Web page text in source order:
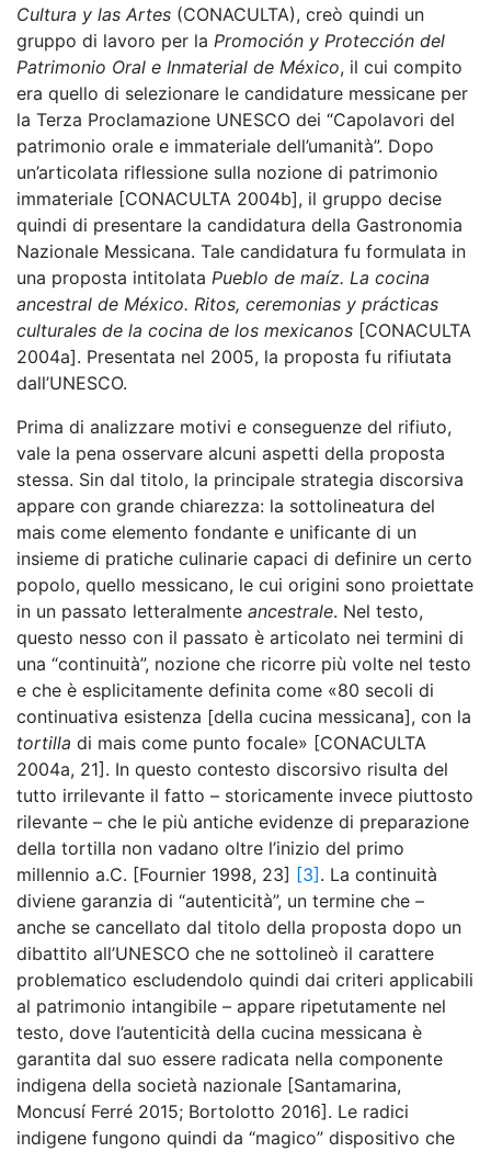
Cultura y las Artes (CONACULTA), creò quindi un
gruppo di lavoro per la Promoción y Protección del
Patrimonio Oral e Inmaterial de México, il cui compito
era quello di selezionare le candidature messicane per
la Terza Proclamazione UNESCO dei “Capolavori del
patrimonio orale e immateriale dell’umanità”. Dopo
un’articolata riflessione sulla nozione di patrimonio
immateriale [CONACULTA 2004b], il gruppo decise
quindi di presentare la candidatura della Gastronomia
Nazionale Messicana. Tale candidatura fu formulata in
una proposta intitolata Pueblo de maíz. La cocina
ancestral de México. Ritos, ceremonias y prácticas
culturales de la cocina de los mexicanos [CONACULTA
2004a]. Presentata nel 2005, la proposta fu rifiutata
dall’UNESCO.
Prima di analizzare motivi e conseguenze del rifiuto,
vale la pena osservare alcuni aspetti della proposta
stessa. Sin dal titolo, la principale strategia discorsiva
appare con grande chiarezza: la sottolineatura del
mais come elemento fondante e unificante di un
insieme di pratiche culinarie capaci di definire un certo
popolo, quello messicano, le cui origini sono proiettate
in un passato letteralmente ancestrale. Nel testo,
questo nesso con il passato è articolato nei termini di
una “continuità”, nozione che ricorre più volte nel testo
e che è esplicitamente definita come «80 secoli di
continuativa esistenza [della cucina messicana], con la
tortilla di mais come punto focale» [CONACULTA
2004a, 21]. In questo contesto discorsivo risulta del
tutto irrilevante il fatto – storicamente invece piuttosto
rilevante – che le più antiche evidenze di preparazione
della tortilla non vadano oltre l’inizio del primo
millennio a.C. [Fournier 1998, 23] [3] . La continuità
diviene garanzia di “autenticità”, un termine che –
anche se cancellato dal titolo della proposta dopo un
dibattito all’UNESCO che ne sottolineò il carattere
problematico escludendolo quindi dai criteri applicabili
al patrimonio intangibile – appare ripetutamente nel
testo, dove l’autenticità della cucina messicana è
garantita dal suo essere radicata nella componente
indigena della società nazionale [Santamarina,
Moncusí Ferré 2015; Bortolotto 2016]. Le radici
indigene fungono quindi da “magico” dispositivo che